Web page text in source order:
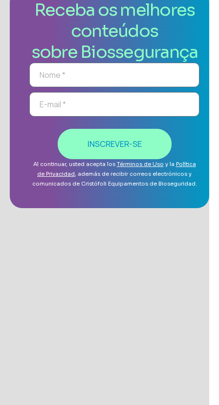
Receba os melhores
conteúdos
sobre Biossegurança
INSCREVER-SE
Al continuar, usted acepta los Términos de Uso y la Política
de Privacidad, además de recibir correos electrónicos y
comunicados de Cristófoli Equipamentos de Bioseguridad.